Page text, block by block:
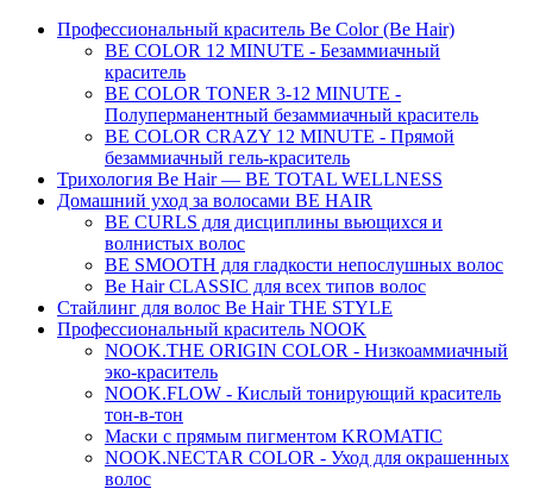
Профессиональный краситель Be Color (Be Hair)
BE COLOR 12 MINUTE - Безаммиачный
краситель
BE COLOR TONER 3-12 MINUTE -
Полуперманентный безаммиачный краситель
BE COLOR CRAZY 12 MINUTE - Прямой
безаммиачный гель-краситель
Трихология Be Hair — BE TOTAL WELLNESS
Домашний уход за волосами BE HAIR
BE CURLS для дисциплины вьющихся и
волнистых волос
BE SMOOTH для гладкости непослушных волос
Be Hair CLASSIC для всех типов волос
Стайлинг для волос Be Hair THE STYLE
Профессиональный краситель NOOK
NOOK.THE ORIGIN COLOR - Низкоаммиачный
эко-краситель
NOOK.FLOW - Кислый тонирующий краситель
тон-в-тон
Маски с прямым пигментом KROMATIC
NOOK.NECTAR COLOR - Уход для окрашенных
волос